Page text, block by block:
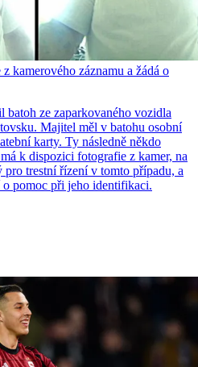
kamerového záznamu a žádá o
batoh ze zaparkovaného vozidla
Majitel měl v batohu osobní
karty. Ty následně někdo
k dispozici fotografie z kamer, na
trestní řízení v tomto případu, a
o pomoc při jeho identifikaci.